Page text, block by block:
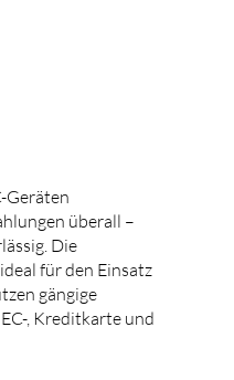
Geräten
überall –
Die
für den Einsatz
gängige
, Kreditkarte und